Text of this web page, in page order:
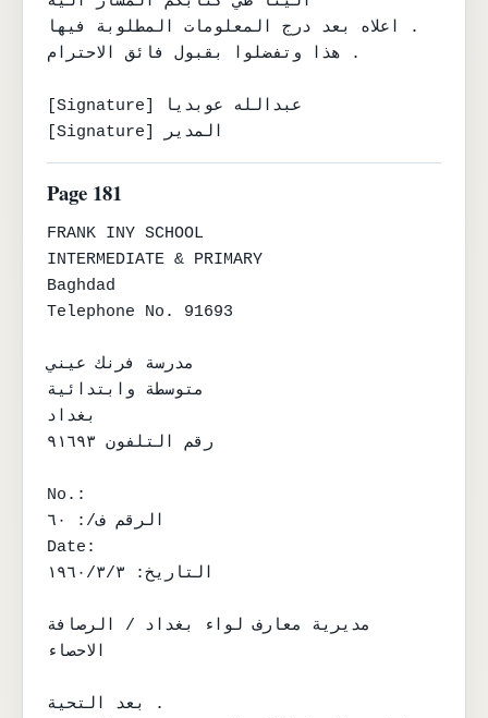
اعلاه بعد درج المعلومات المطلوبة فيها .
هذا وتفضلوا بقبول فائق الاحترام .
[Signature] عبدالله عوبديا
[Signature] المدير
Page 181
FRANK INY SCHOOL
INTERMEDIATE & PRIMARY
Baghdad
Telephone No. 91693
مدرسة فرنك عيني
متوسطة وابتدائية
بغداد
رقم التلفون ٩١٦٩٣
No.:
الرقم ف/: ٦٠
Date:
التاريخ: ١٩٦٠/٣/٣
مديرية معارف لواء بغداد / الرصافة
الاحصاء
بعد التحية .